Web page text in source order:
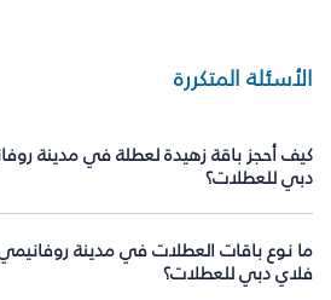
الأسئلة المتكررة
كيف أحجز باقة زهيدة لعطلة في مدينة
دبي للعطلات؟
ما نوع باقات العطلات في مدينة
فلاي دبي للعطلات؟